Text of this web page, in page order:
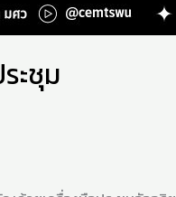
ะชุม